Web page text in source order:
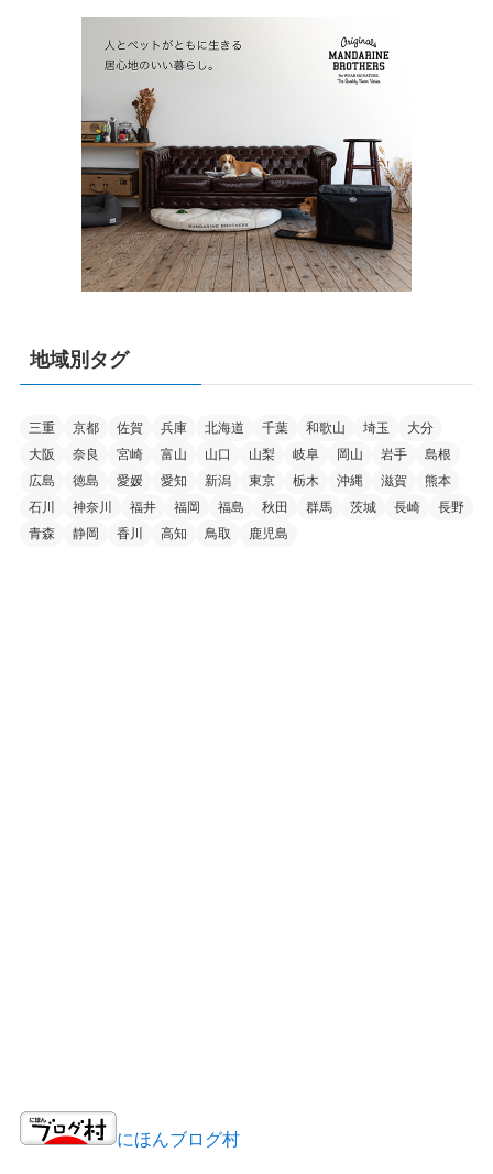
地域別タグ
三重 京都 佐賀 兵庫 北海道 千葉 和歌山 埼玉
大分
大阪
奈良 宮崎 富山 山口 山梨 岐阜 岡山 岩手
島根
広島
徳島 愛媛 愛知 新潟 東京 栃木 沖縄 滋賀
熊本
石川
神奈川 福井 福岡 福島 秋田 群馬 茨城 長崎
長野
青森
静岡 香川 高知 鳥取 鹿児島
にほんブログ村